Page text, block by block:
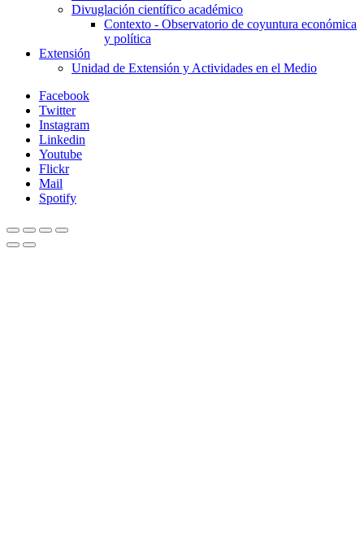
Divuglación científico académico
Contexto - Observatorio de coyuntura económica
y política
Extensión
Unidad de Extensión y Actividades en el Medio
Facebook
Twitter
Instagram
Linkedin
Youtube
Flickr
Mail
Spotify